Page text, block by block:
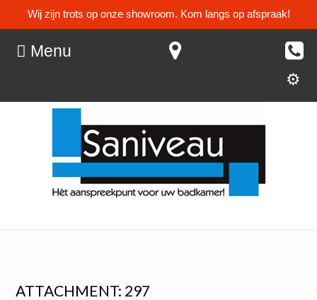
Wij zijn trots op onze showroom. Kom langs op afspraak!
Menu
ATTACHMENT: 297